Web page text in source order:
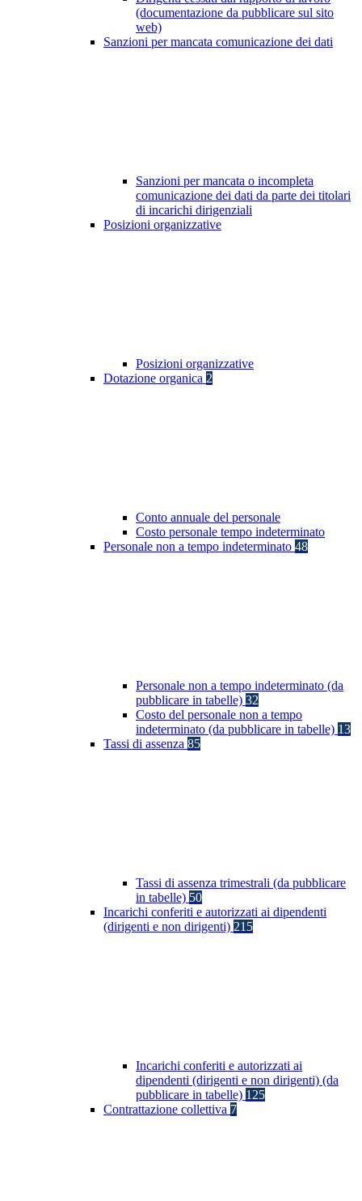
(documentazione da pubblicare sul sito
web)
Sanzioni per mancata comunicazione dei dati
Sanzioni per mancata o incompleta
comunicazione dei dati da parte dei titolari
di incarichi dirigenziali
Posizioni organizzative
Posizioni organizzative
Dotazione organica 2
Conto annuale del personale
Costo personale tempo indeterminato
Personale non a tempo indeterminato 48
Personale non a tempo indeterminato (da
pubblicare in tabelle) 32
Costo del personale non a tempo
indeterminato (da pubblicare in tabelle) 13
Tassi di assenza 85
Tassi di assenza trimestrali (da pubblicare
in tabelle) 50
Incarichi conferiti e autorizzati ai dipendenti
(dirigenti e non dirigenti) 215
Incarichi conferiti e autorizzati ai
dipendenti (dirigenti e non dirigenti) (da
pubblicare in tabelle) 125
Contrattazione collettiva 7